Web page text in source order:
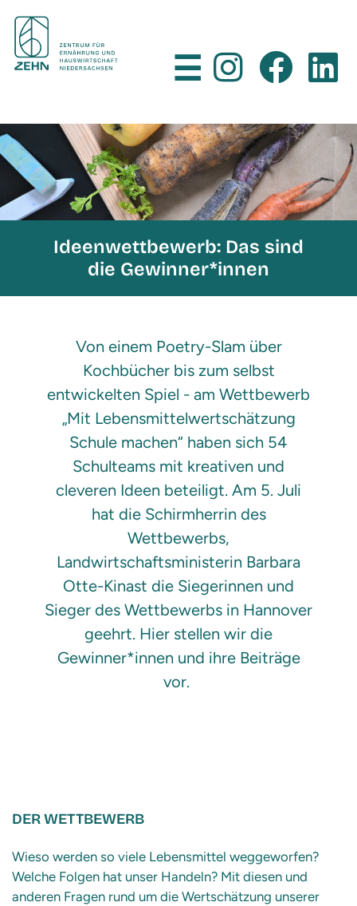
☰
Ideenwettbewerb: Das sind
die Gewinner*innen
Von einem Poetry-Slam über
Kochbücher bis zum selbst
entwickelten Spiel - am Wettbewerb
„Mit Lebensmittelwertschätzung
Schule machen“ haben sich 54
Schulteams mit kreativen und
cleveren Ideen beteiligt. Am 5. Juli
hat die Schirmherrin des
Wettbewerbs,
Landwirtschaftsministerin Barbara
Otte-Kinast die Siegerinnen und
Sieger des Wettbewerbs in Hannover
geehrt. Hier stellen wir die
Gewinner*innen und ihre Beiträge
vor.
DER WETTBEWERB
Wieso werden so viele Lebensmittel weggeworfen?
Welche Folgen hat unser Handeln? Mit diesen und
anderen Fragen rund um die Wertschätzung unserer